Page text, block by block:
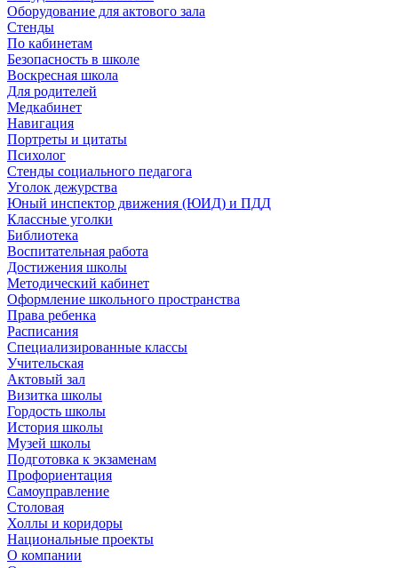
Оборудование для актового зала
Стенды
По кабинетам
Безопасность в школе
Воскресная школа
Для родителей
Медкабинет
Навигация
Портреты и цитаты
Психолог
Стенды социального педагога
Уголок дежурства
Юный инспектор движения (ЮИД) и ПДД
Классные уголки
Библиотека
Воспитательная работа
Достижения школы
Методический кабинет
Оформление школьного пространства
Права ребенка
Расписания
Специализированные классы
Учительская
Актовый зал
Визитка школы
Гордость школы
История школы
Музей школы
Подготовка к экзаменам
Профориентация
Самоуправление
Столовая
Холлы и коридоры
Национальные проекты
О компании